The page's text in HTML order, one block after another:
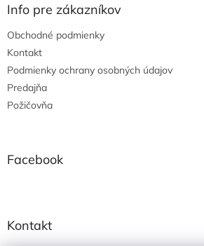
Info pre zákazníkov
Obchodné podmienky
Kontakt
Podmienky ochrany osobných údajov
Predajňa
Požičovňa
Facebook
Kontakt